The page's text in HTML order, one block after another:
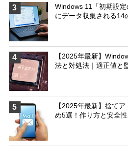
3
Windows 11「初期設
にデータ収集される14
4
【2025年最新】
法と対処法｜適正値と
5
【2025年最新】捨て
め5選！作り方と安全